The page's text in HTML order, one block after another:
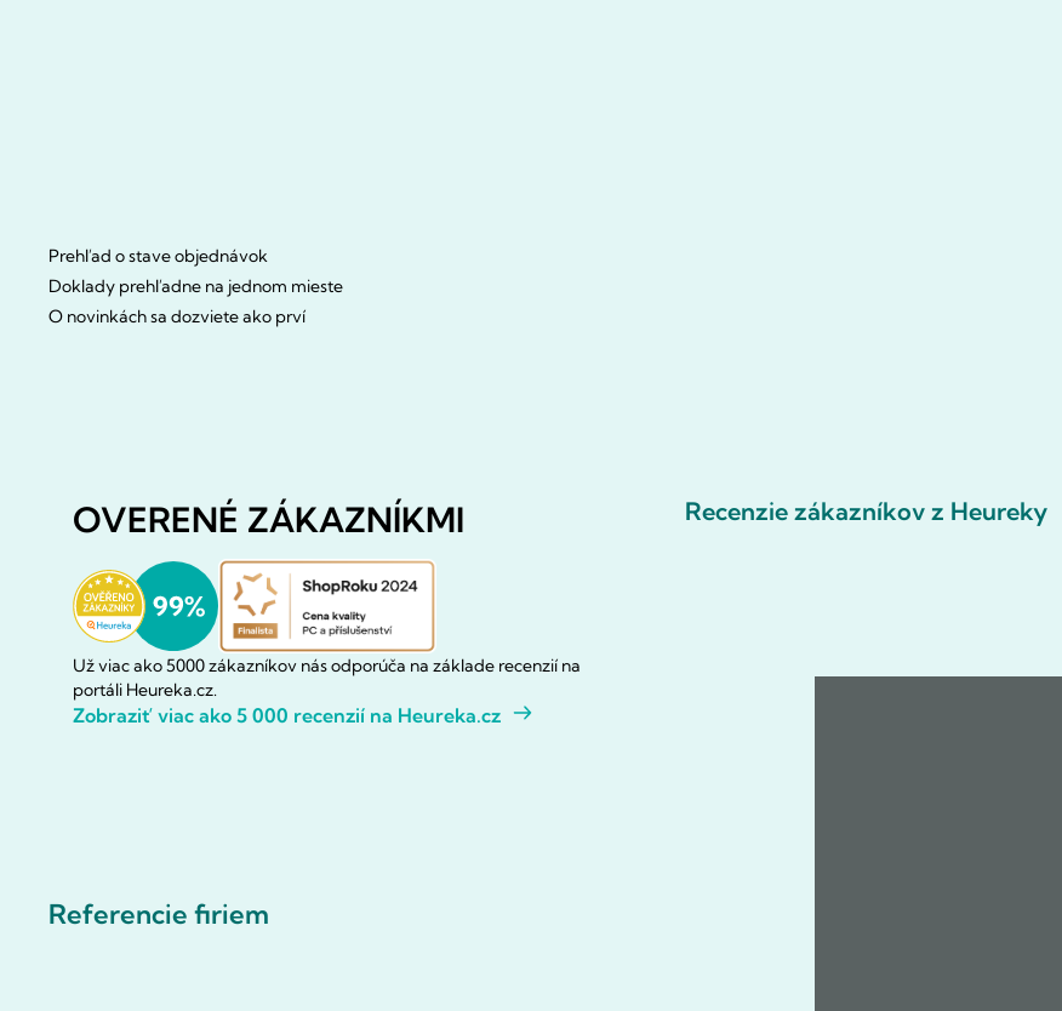
Prehľad o stave objednávok
Doklady prehľadne na jednom mieste
O novinkách sa dozviete ako prví
OVERENÉ ZÁKAZNÍKMI
Už viac ako 5000 zákazníkov nás odporúča na základe recenzií na
portáli Heureka.cz.
Zobraziť viac ako 5 000 recenzií na Heureka.cz
Recenzie zákazníkov z Heureky
Referencie firiem